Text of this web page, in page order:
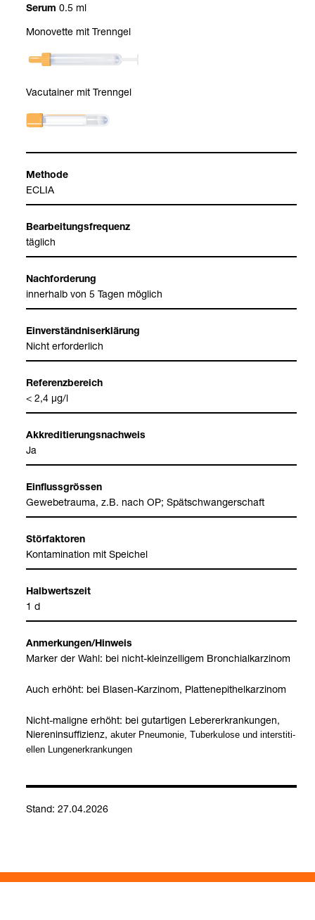
Serum 0.5 ml
Mono­vette mit Trenn­gel
Vacu­tai­ner mit Trenn­gel
Methode
ECLIA
Bear­bei­tungs­fre­quenz
täg­lich
Nach­for­de­rung
inner­halb von 5 Tagen mög­lich
Ein­ver­ständ­nis­er­klä­rung
Nicht erfor­der­lich
Refe­renz­be­reich
< 2,4 µg/l
Akkre­di­tie­rungs­nach­weis
Ja
Ein­fluss­grös­sen
Gewe­bet­rauma, z.B. nach OP; Spät­schwan­ger­schaft
Stör­fak­to­ren
Kon­ta­mi­na­tion mit Spei­chel
Halb­werts­zeit
1 d
Anmer­kun­gen/Hin­weis
Mar­ker der Wahl: bei nicht-​klein­zelli­gem Bron­chi­al­kar­zi­nom
Auch erhöht: bei Bla­sen-​Kar­zi­nom, Plat­ten­epi­thel­kar­zi­nom
Nicht-​mali­gne erhöht: bei gut­ar­ti­gen Leber­er­kran­kun­gen,
Nie­ren­in­suf­fi­zi­enz,aku­ter Pneu­mo­nie, Tuber­ku­lose und inter­s­ti­ti­
el­len Lun­gen­er­kran­kun­gen
Stand: 27.04.2026